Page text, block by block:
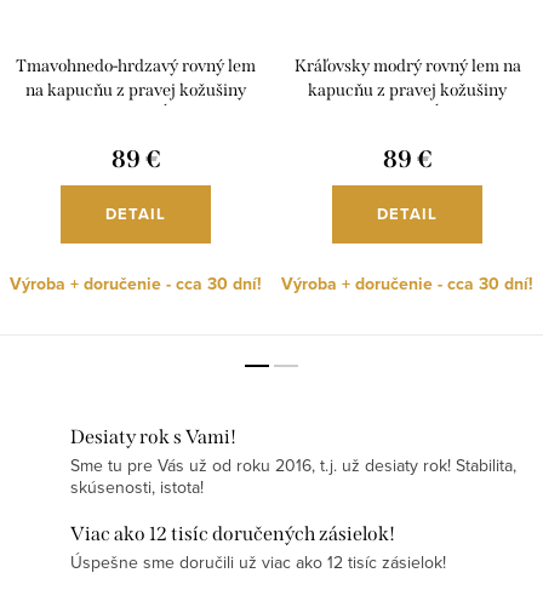
Tmavohnedo-hrdzavý rovný lem
na kapucňu z pravej kožušiny
89 €
DETAIL
Výroba + doručenie - cca 30 dní!
Kráľovsky modrý rovný lem na
kapucňu z pravej kožušiny
89 €
DETAIL
Výroba + doručenie - cca 30 dní!
Desiaty rok s Vami!
Sme tu pre Vás už od roku 2016, t.j. už desiaty rok! Stabilita,
skúsenosti, istota!
Viac ako 12 tisíc doručených zásielok!
Úspešne sme doručili už viac ako 12 tisíc zásielok!